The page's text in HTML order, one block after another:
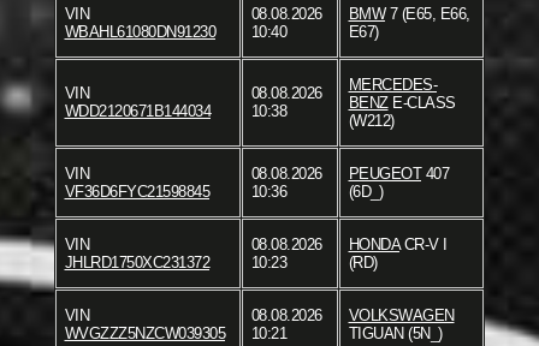
VIN
WBAHL61080DN91230
08.08.2026
10:40
BMW7 (E65, E66,
E67)
VIN
WDD2120671B144034
08.08.2026
10:38
MERCEDES-
BENZE-CLASS
(W212)
VIN
VF36D6FYC21598845
08.08.2026
10:36
PEUGEOT407
(6D_)
VIN
JHLRD1750XC231372
08.08.2026
10:23
HONDACR-V I
(RD)
VIN
WVGZZZ5NZCW039305
08.08.2026
10:21
VOLKSWAGEN
TIGUAN (5N_)